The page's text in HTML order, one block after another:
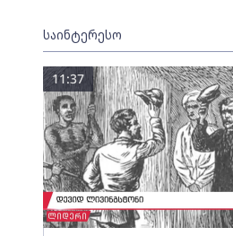
საინტერესო
11:37